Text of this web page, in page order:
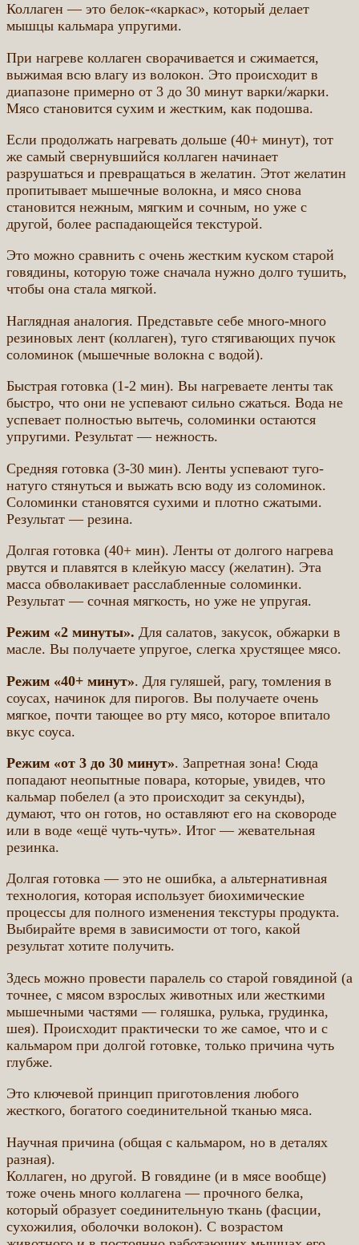
Коллаген — это белок-«каркас», который делает
мышцы кальмара упругими.
При нагреве коллаген сворачивается и сжимается,
выжимая всю влагу из волокон. Это происходит в
диапазоне примерно от 3 до 30 минут варки/жарки.
Мясо становится сухим и жестким, как подошва.
Если продолжать нагревать дольше (40+ минут), тот
же самый свернувшийся коллаген начинает
разрушаться и превращаться в желатин. Этот желатин
пропитывает мышечные волокна, и мясо снова
становится нежным, мягким и сочным, но уже с
другой, более распадающейся текстурой.
Это можно сравнить с очень жестким куском старой
говядины, которую тоже сначала нужно долго тушить,
чтобы она стала мягкой.
Наглядная аналогия. Представьте себе много-много
резиновых лент (коллаген), туго стягивающих пучок
соломинок (мышечные волокна с водой).
Быстрая готовка (1-2 мин). Вы нагреваете ленты так
быстро, что они не успевают сильно сжаться. Вода не
успевает полностью вытечь, соломинки остаются
упругими. Результат — нежность.
Средняя готовка (3-30 мин). Ленты успевают туго-
натуго стянуться и выжать всю воду из соломинок.
Соломинки становятся сухими и плотно сжатыми.
Результат — резина.
Долгая готовка (40+ мин). Ленты от долгого нагрева
рвутся и плавятся в клейкую массу (желатин). Эта
масса обволакивает расслабленные соломинки.
Результат — сочная мягкость, но уже не упругая.
Режим «2 минуты». Для салатов, закусок, обжарки в
масле. Вы получаете упругое, слегка хрустящее мясо.
Режим «40+ минут». Для гуляшей, рагу, томления в
соусах, начинок для пирогов. Вы получаете очень
мягкое, почти тающее во рту мясо, которое впитало
вкус соуса.
Режим «от 3 до 30 минут». Запретная зона! Сюда
попадают неопытные повара, которые, увидев, что
кальмар побелел (а это происходит за секунды),
думают, что он готов, но оставляют его на сковороде
или в воде «ещё чуть-чуть». Итог — жевательная
резинка.
Долгая готовка — это не ошибка, а альтернативная
технология, которая использует биохимические
процессы для полного изменения текстуры продукта.
Выбирайте время в зависимости от того, какой
результат хотите получить.
Здесь можно провести паралель со старой говядиной (а
точнее, с мясом взрослых животных или жесткими
мышечными частями — голяшка, рулька, грудинка,
шея). Происходит практически то же самое, что и с
кальмаром при долгой готовке, только причина чуть
глубже.
Это ключевой принцип приготовления любого
жесткого, богатого соединительной тканью мяса.
Научная причина (общая с кальмаром, но в деталях
разная).
Коллаген, но другой. В говядине (и в мясе вообще)
тоже очень много коллагена — прочного белка,
который образует соединительную ткань (фасции,
сухожилия, оболочки волокон). С возрастом